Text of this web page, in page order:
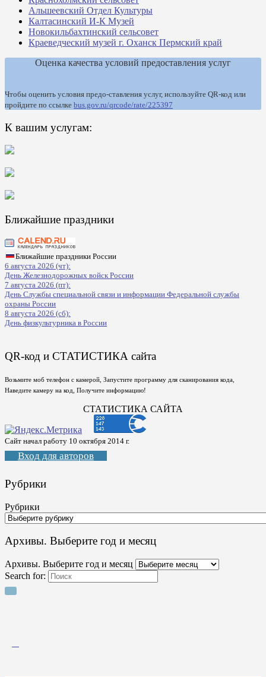
Альшеевский Отдел Культуры
Калтасинский И-К Музей
Новокильбахтинский сельсовет
Краеведческий музей г. Оханск Пермский край
Оценка качества условий предоставления услуг
Чтобы оценить условия предо-ставления услуг, используйте QR-код или
пройдите по ссылке bus.gov.ru/qrcode/rate/225397
К вашим услугам:
Ближайшие праздники
Ближайшие праздники России
6 августа 2026 (чт):
День Железнодорожных войск России
7 августа 2026 (пт):
День Службы специальной связи и информации Федеральной службы
охраны России
8 августа 2026 (сб):
День физкультурника в России
QR-код и СТАТИСТИКА сайта
Возьмите моб телефон с камерой, Запустите программу для сканирования кода,
Наведите камеру на код, Получите информацию!
СТАТИСТИКА САЙТА
Сайт начал работу 10 октября 2014 г.
Вход для авторов
Рубрики
Рубрики
Архивы. Выберите год и месяц
Архивы. Выберите год и месяц
Search for: